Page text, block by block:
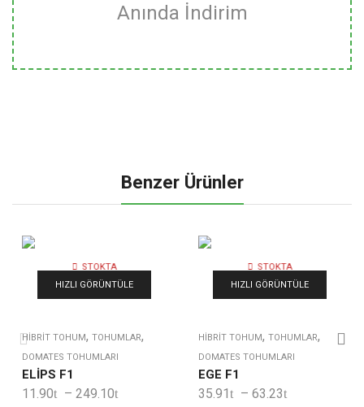
Anında İndirim
Benzer Ürünler
STOKTA
YOK
HIZLI GÖRÜNTÜLE
HIBRIT TOHUM, TOHUMLAR,
DOMATES TOHUMLARI
ELİPS F1
11.90 – 249.10
STOKTA
YOK
HIZLI GÖRÜNTÜLE
HIBRIT TOHUM, TOHUMLAR,
DOMATES TOHUMLARI
EGE F1
35.91 – 63.23